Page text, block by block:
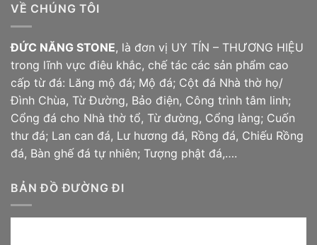
VỀ CHÚNG TÔI
ĐỨC NĂNG STONE, là đơn vị UY TÍN – THƯƠNG HIỆU
trong lĩnh vực điêu khắc, chế tác các sản phẩm cao
cấp từ đá: Lăng mộ đá; Mộ đá; Cột đá Nhà thờ họ/
Đình Chùa, Từ Đường, Bảo điện, Công trình tâm linh;
Cổng đá cho Nhà thờ tổ, Từ đường, Cổng làng; Cuốn
thư đá; Lan can đá, Lư hương đá, Rồng đá, Chiếu Rồng
đá, Bàn ghế đá tự nhiên; Tượng phật đá,….
BẢN ĐỒ ĐƯỜNG ĐI